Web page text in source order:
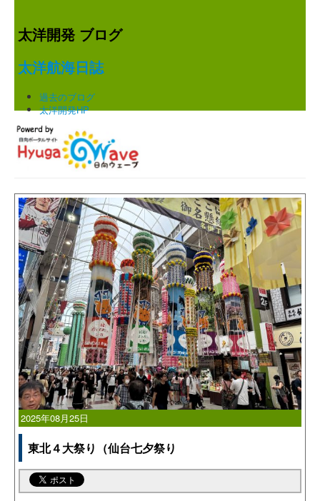
太洋開発 ブログ
太洋航海日誌
過去のブログ
太洋開発HP
2025年08月25日
東北４大祭り（仙台七夕祭り